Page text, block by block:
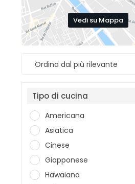
Vedi su Mappa
Tipo di cucina
Americana
Asiatica
Cinese
Giapponese
Hawaiana